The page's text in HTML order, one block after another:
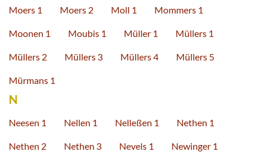
Moers 1 Moers 2 Moll 1 Mommers 1
Moonen 1 Moubis 1 Müller 1 Müllers 1
Müllers 2 Müllers 3 Müllers 4 Müllers 5
Mürmans 1
N
Neesen 1 Nellen 1 Nelleßen 1 Nethen 1
Nethen 2 Nethen 3 Nevels 1 Newinger 1